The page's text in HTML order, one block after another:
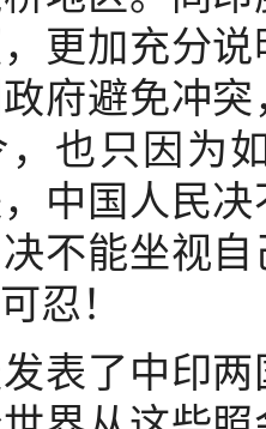
更加充分
府避免冲
，也只因为
中国人民
不能坐视
忍！
表了中印